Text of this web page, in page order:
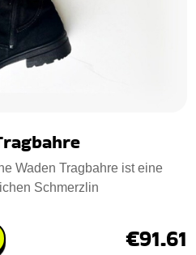
Waden Tragbahre ist eine
Schmerzlin
€91.61